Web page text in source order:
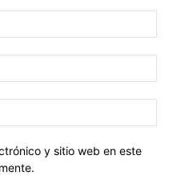
y sitio web en este